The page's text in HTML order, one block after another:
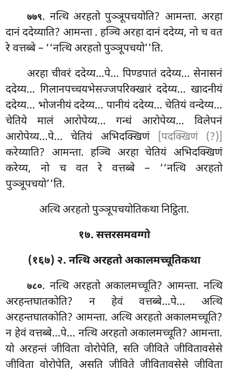
७७९. नत्थि अरहतो पुञ्ञूपचयोति? आमन्ता. अरहा
दानं ददेय्याति? आमन्ता. हञ्चि अरहा दानं ददेय्य, नो च वत
रे वत्तब्बे – ‘‘नत्थि अरहतो पुञ्ञूपचयो’’ति.
अरहा चीवरं ददेय्य…पे… पिण्डपातं ददेय्य… सेनासनं
ददेय्य… गिलानपच्चयभेसज्जपरिक्खारं ददेय्य… खादनीयं
ददेय्य… भोजनीयं ददेय्य… पानीयं ददेय्य… चेतियं वन्देय्य…
चेतिये मालं आरोपेय्य… गन्धं आरोपेय्य… विलेपनं
आरोपेय्य…पे… चेतियं अभिदक्खिणं
[पदक्खिणं (?)]
करेय्याति? आमन्ता. हञ्चि अरहा चेतियं अभिदक्खिणं
करेय्य, नो च वत रे वत्तब्बे – ‘‘नत्थि अरहतो
पुञ्ञूपचयो’’ति.
अत्थि अरहतो पुञ्ञूपचयोतिकथा निट्ठिता.
१७. सत्तरसमवग्गो
(१६७) २. नत्थि अरहतो अकालमच्चूतिकथा
७८०. नत्थि अरहतो अकालमच्चूति? आमन्ता. नत्थि
अरहन्तघातकोति? न हेवं वत्तब्बे…पे… अत्थि
अरहन्तघातकोति? आमन्ता. अत्थिअरहतो अकालमच्चूति?
न हेवं वत्तब्बे…पे… नत्थि अरहतो अकालमच्चूति? आमन्ता.
यो अरहन्तं जीविता वोरोपेति, सति जीविते जीवितावसेसे
जीविता वोरोपेति, असति जीविते जीवितावसेसे जीविता